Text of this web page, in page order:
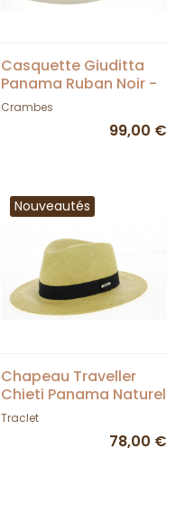
Casquette Giuditta
Panama Ruban Noir -
Traclet
Crambes
99,00 €
Nouveautés
Chapeau Traveller
Chieti Panama Naturel
- Traclet
Traclet
78,00 €